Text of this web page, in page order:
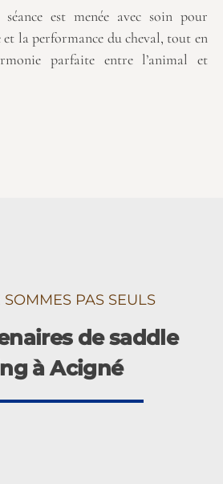
est menée avec soin pour
la performance du cheval, tout en
parfaite entre l’animal et
PAS SEULS
de saddle
à Acigné